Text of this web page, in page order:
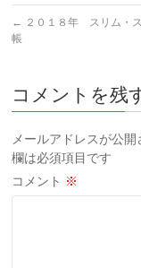
← ２０１８年 スリム・
帳
コメントを残
メールアドレスが公開
欄は必須項目です
コメント ※